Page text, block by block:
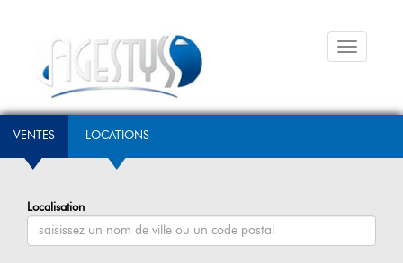
Menu
VENTES LOCATIONS
Localisation